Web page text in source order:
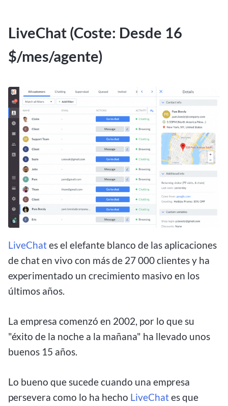
LiveChat (Coste: Desde 16
$/mes/agente)
LiveChates el elefante blanco de las aplicaciones
de chat en vivo con más de 27 000 clientes y ha
experimentado un crecimiento masivo en los
últimos años.
La empresa comenzó en 2002, por lo que su
"éxito de la noche a la mañana" ha llevado unos
buenos 15 años.
Lo bueno que sucede cuando una empresa
persevera como lo ha hecho LiveChates que